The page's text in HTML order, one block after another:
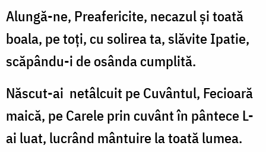
Alungă-ne, Preafericite, necazul şi toată
boala, pe toţi, cu solirea ta, slăvite Ipatie,
scăpându-i de osânda cumplită.
Născut-ai netâlcuit pe Cuvântul, Fecioară
maică, pe Carele prin cuvânt în pântece L-
ai luat, lucrând mântuire la toată lumea.